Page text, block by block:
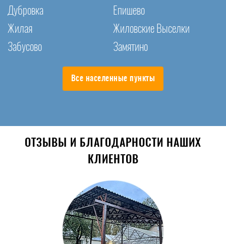
Дубровка
Епишево
Жилая
Жиловские Выселки
Забусово
Замятино
Все населенные пункты
ОТЗЫВЫ И БЛАГОДАРНОСТИ НАШИХ
КЛИЕНТОВ